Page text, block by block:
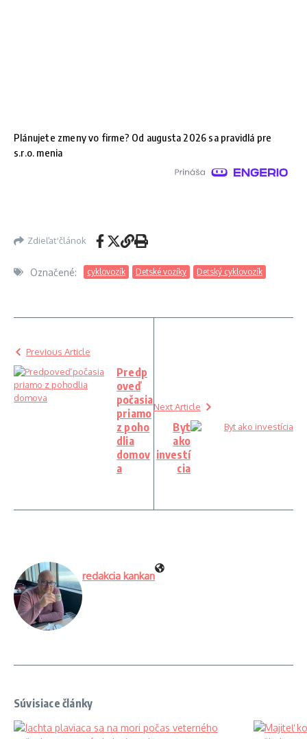
Plánujete zmeny vo firme? Od augusta 2026 sa pravidlá pre
s.r.o. menia
Zdieľať článok
Označené: cyklovozík Detské vozíky Detský cyklovozík
Previous Article
Predp
oveď
počasia
priamo
z poho
dlia
domov
a
Next Article
Byt
ako
investí
cia
redakcia kankan
Súvisiace články